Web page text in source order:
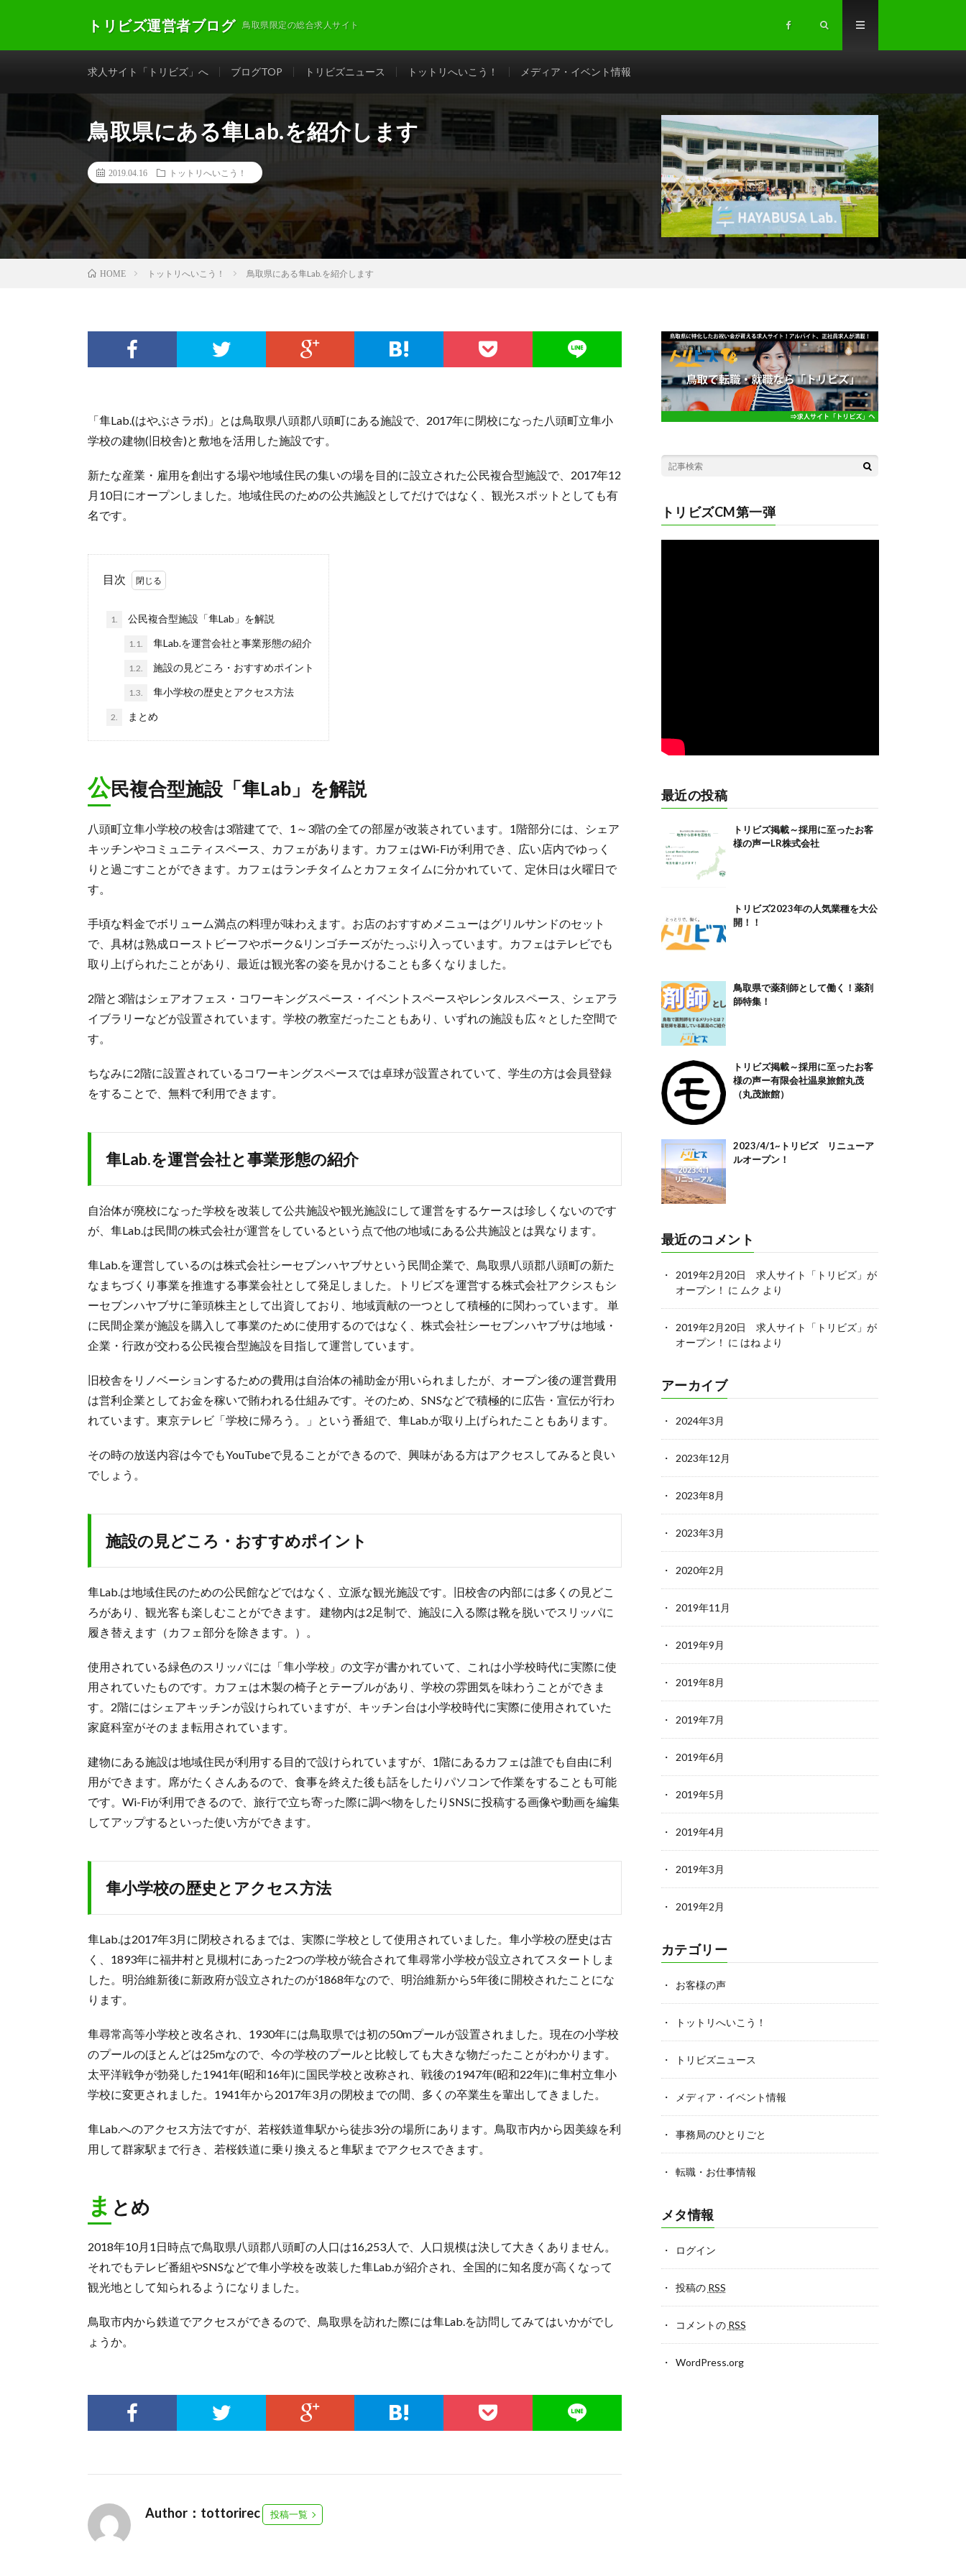
トリビズ運営者ブログ 鳥取県限定の総合求人サイト
求人サイト「トリビズ」へ ブログTOP トリビズニュース トットリへいこう！ メディア・イベント情報
鳥取県にある隼Lab.を紹介します
2019.04.16 トットリへいこう！
HOME トットリへいこう！ 鳥取県にある隼Lab.を紹介します
「隼Lab.(はやぶさラボ)」とは鳥取県八頭郡八頭町にある施設で、2017年に閉校になった八頭町立隼小
学校の建物(旧校舎)と敷地を活用した施設です。
新たな産業・雇用を創出する場や地域住民の集いの場を目的に設立された公民複合型施設で、2017年12
月10日にオープンしました。地域住民のための公共施設としてだけではなく、観光スポットとしても有
名です。
目次
1. 公民複合型施設「隼Lab」を解説
1.1. 隼Lab.を運営会社と事業形態の紹介
1.2. 施設の見どころ・おすすめポイント
1.3. 隼小学校の歴史とアクセス方法
2. まとめ
公民複合型施設「隼Lab」を解説
八頭町立隼小学校の校舎は3階建てで、1～3階の全ての部屋が改装されています。1階部分には、シェア
キッチンやコミュニティスペース、カフェがあります。カフェはWi-Fiが利用でき、広い店内でゆっく
りと過ごすことができます。カフェはランチタイムとカフェタイムに分かれていて、定休日は火曜日で
す。
手頃な料金でボリューム満点の料理が味わえます。お店のおすすめメニューはグリルサンドのセット
で、具材は熟成ローストビーフやポーク&リンゴチーズがたっぷり入っています。カフェはテレビでも
取り上げられたことがあり、最近は観光客の姿を見かけることも多くなりました。
2階と3階はシェアオフェス・コワーキングスペース・イベントスペースやレンタルスペース、シェアラ
イブラリーなどが設置されています。学校の教室だったこともあり、いずれの施設も広々とした空間で
す。
ちなみに2階に設置されているコワーキングスペースでは卓球が設置されていて、学生の方は会員登録
をすることで、無料で利用できます。
隼Lab.を運営会社と事業形態の紹介
自治体が廃校になった学校を改装して公共施設や観光施設にして運営をするケースは珍しくないのです
が、隼Lab.は民間の株式会社が運営をしているという点で他の地域にある公共施設とは異なります。
隼Lab.を運営しているのは株式会社シーセブンハヤブサという民間企業で、鳥取県八頭郡八頭町の新た
なまちづくり事業を推進する事業会社として発足しました。トリビズを運営する株式会社アクシスもシ
ーセブンハヤブサに筆頭株主として出資しており、地域貢献の一つとして積極的に関わっています。 単
に民間企業が施設を購入して事業のために使用するのではなく、株式会社シーセブンハヤブサは地域・
企業・行政が交わる公民複合型施設を目指して運営しています。
旧校舎をリノベーションするための費用は自治体の補助金が用いられましたが、オープン後の運営費用
は営利企業としてお金を稼いで賄われる仕組みです。そのため、SNSなどで積極的に広告・宣伝が行わ
れています。東京テレビ「学校に帰ろう。」という番組で、隼Lab.が取り上げられたこともあります。
その時の放送内容は今でもYouTubeで見ることができるので、興味がある方はアクセスしてみると良い
でしょう。
施設の見どころ・おすすめポイント
隼Lab.は地域住民のための公民館などではなく、立派な観光施設です。旧校舎の内部には多くの見どこ
ろがあり、観光客も楽しむことができます。 建物内は2足制で、施設に入る際は靴を脱いでスリッパに
履き替えます（カフェ部分を除きます。）。
使用されている緑色のスリッパには「隼小学校」の文字が書かれていて、これは小学校時代に実際に使
用されていたものです。カフェは木製の椅子とテーブルがあり、学校の雰囲気を味わうことができま
す。2階にはシェアキッチンが設けられていますが、キッチン台は小学校時代に実際に使用されていた
家庭科室がそのまま転用されています。
建物にある施設は地域住民が利用する目的で設けられていますが、1階にあるカフェは誰でも自由に利
用ができます。席がたくさんあるので、食事を終えた後も話をしたりパソコンで作業をすることも可能
です。Wi-Fiが利用できるので、旅行で立ち寄った際に調べ物をしたりSNSに投稿する画像や動画を編集
してアップするといった使い方ができます。
隼小学校の歴史とアクセス方法
隼Lab.は2017年3月に閉校されるまでは、実際に学校として使用されていました。隼小学校の歴史は古
く、1893年に福井村と見槻村にあった2つの学校が統合されて隼尋常小学校が設立されてスタートしま
した。明治維新後に新政府が設立されたのが1868年なので、明治維新から5年後に開校されたことにな
ります。
隼尋常高等小学校と改名され、1930年には鳥取県では初の50mプールが設置されました。現在の小学校
のプールのほとんどは25mなので、今の学校のプールと比較しても大きな物だったことがわかります。
太平洋戦争が勃発した1941年(昭和16年)に国民学校と改称され、戦後の1947年(昭和22年)に隼村立隼小
学校に変更されました。1941年から2017年3月の閉校までの間、多くの卒業生を輩出してきました。
隼Lab.へのアクセス方法ですが、若桜鉄道隼駅から徒歩3分の場所にあります。鳥取市内から因美線を利
用して群家駅まで行き、若桜鉄道に乗り換えると隼駅までアクセスできます。
ま とめ
2018年10月1日時点で鳥取県八頭郡八頭町の人口は16,253人で、人口規模は決して大きくありません。
それでもテレビ番組やSNSなどで隼小学校を改装した隼Lab.が紹介され、全国的に知名度が高くなって
観光地として知られるようになりました。
鳥取市内から鉄道でアクセスができるので、鳥取県を訪れた際には隼Lab.を訪問してみてはいかがでし
ょうか。
Author：tottorirec 投稿一覧
トリビズCM第一弾
最近の投稿
トリビズ掲載～採用に至ったお客
様の声ーLR株式会社
トリビズ2023年の人気業種を大公
開！！
鳥取県で薬剤師として働く！薬剤
師特集！
トリビズ掲載～採用に至ったお客
様の声ー有限会社温泉旅館丸茂
（丸茂旅館）
2023/4/1~トリビズ リニューア
ルオープン！
最近のコメント
2019年2月20日 求人サイト「トリビズ」が
オープン！ に ムク より
2019年2月20日 求人サイト「トリビズ」が
オープン！ に はね より
アーカイブ
2024年3月
2023年12月
2023年8月
2023年3月
2020年2月
2019年11月
2019年9月
2019年8月
2019年7月
2019年6月
2019年5月
2019年4月
2019年3月
2019年2月
カテゴリー
お客様の声
トットリへいこう！
トリビズニュース
メディア・イベント情報
事務局のひとりごと
転職・お仕事情報
メタ情報
ログイン
投稿の RSS
コメントの RSS
WordPress.org